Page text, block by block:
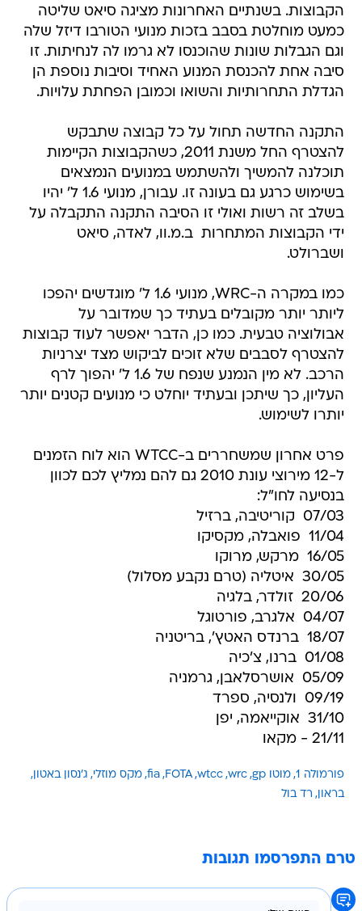
וגם הגבלות שונות שהוכנסו לא גרמו לה לנחיתות. זו
סיבה אחת להכנסת המנוע האחיד וסיבות נוספת הן
הגדלת התחרותיות והשואו וכמובן הפחתת עלויות.
התקנה החדשה תחול על כל קבוצה שתבקש
תוכלנה להמשיך ולהשתמש במנועים הנמצאים
בשימוש כרגע גם בעונה זו. עבורן, מנועי 1.6 ל' יהיו
בשלב זה רשות ואולי זו הסיבה התקנה התקבלה על
ידי הקבוצות המתחרות  ב.מ.וו, לאדה, סיאט
ושברולט.
אבולוציה טבעית. כמו כן, הדבר יאפשר לעוד קבוצות
להצטרף לסבבים שלא זוכים לביקוש מצד יצרניות
הרכב. לא מין הנמנע שנפח של 1.6 ל' יהפוך לרף
העליון, כך שיתכן ובעתיד יוחלט כי מנועים קטנים יותר
יותרו לשימוש.
בנסיעה לחו"ל:
07/03  קוריטיבה, ברזיל
11/04  פואבלה, מקסיקו
16/05  מרקש, מרוקו
30/05  איטליה (טרם נקבע מסלול)
20/06  זולדר, בלגיה
04/07  אלגרב, פורטוגל
18/07  ברנדס האטץ', בריטניה
01/08  ברנו, צ'כיה
05/09  אושרסלאבן, גרמניה
09/19  ולנסיה, ספרד
31/10  אוקייאמה, יפן
21/11 - מקאו
פורמולה 1 מוטו gp